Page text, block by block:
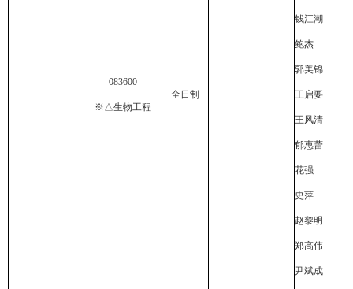
083600
※△生物工程
全日制
钱江潮
鲍杰
郭美锦
王启要
王风清
郁惠蕾
花强
史萍
赵黎明
郑高伟
尹斌成